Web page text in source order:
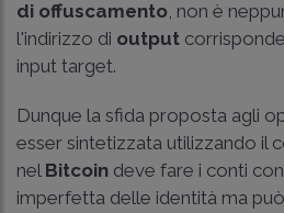
di offuscamento, non è
l'indirizzo di output
input target.
Dunque la sfida proposta agli
esser sintetizzata utilizzando il
nel Bitcoin deve fare i conti
imperfetta delle identità ma